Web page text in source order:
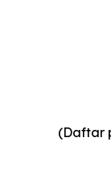
(Daftar